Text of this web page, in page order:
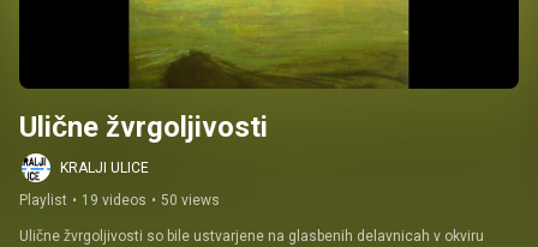
Ulične žvrgoljivosti
KRALJI ULICE
Playlist • 19 videos • 50 views
Ulične žvrgoljivosti so bile ustvarjene na glasbenih delavnicah v okviru